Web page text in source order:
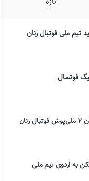
ملى فوتبال زنان
فوتسال